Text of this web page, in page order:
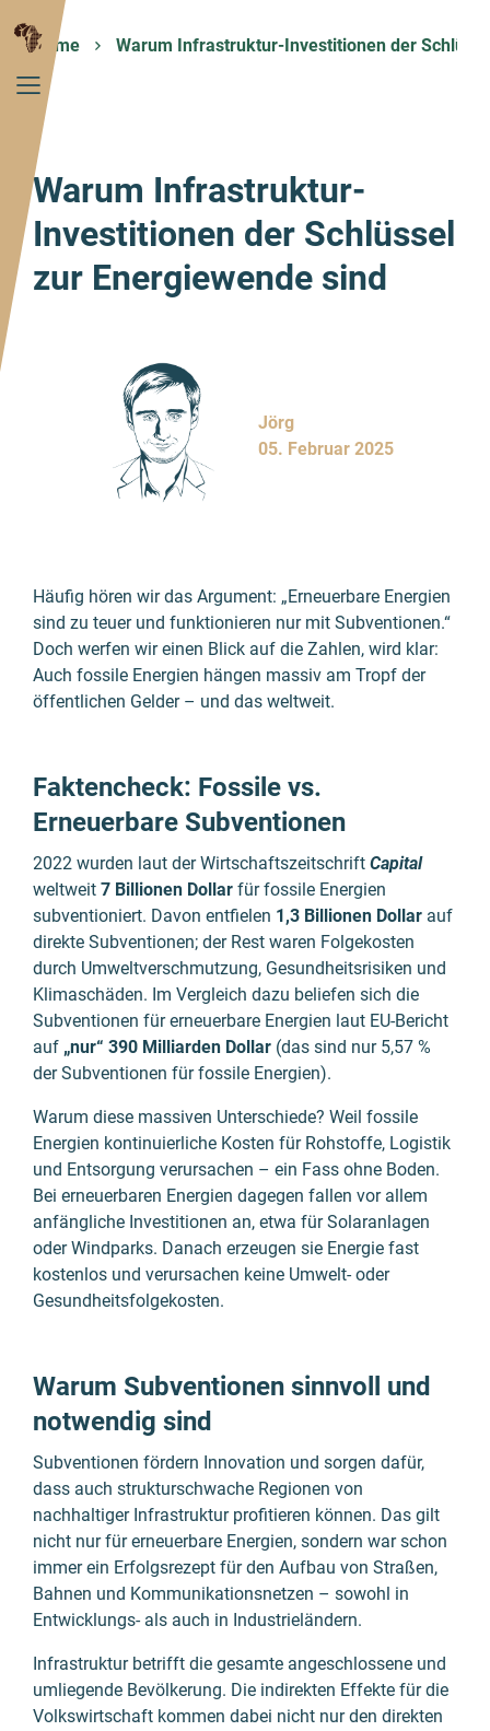
Home Warum Infrastruktur-Investitionen der
Warum Infrastruktur-
Investitionen der Schlüssel
zur Energiewende sind
Jörg
05. Februar 2025
Häufig hören wir das Argument: „Erneuerbare Energien
sind zu teuer und funktionieren nur mit Subventionen.“
Doch werfen wir einen Blick auf die Zahlen, wird klar:
Auch fossile Energien hängen massiv am Tropf der
öffentlichen Gelder – und das weltweit.
Faktencheck: Fossile vs.
Erneuerbare Subventionen
2022 wurden laut der Wirtschaftszeitschrift Capital
weltweit 7 Billionen Dollar für fossile Energien
subventioniert. Davon entfielen 1,3 Billionen Dollar auf
direkte Subventionen; der Rest waren Folgekosten
durch Umweltverschmutzung, Gesundheitsrisiken und
Klimaschäden. Im Vergleich dazu beliefen sich die
Subventionen für erneuerbare Energien laut EU-Bericht
auf „nur“ 390 Milliarden Dollar (das sind nur 5,57 %
der Subventionen für fossile Energien).
Warum diese massiven Unterschiede? Weil fossile
Energien kontinuierliche Kosten für Rohstoffe, Logistik
und Entsorgung verursachen – ein Fass ohne Boden.
Bei erneuerbaren Energien dagegen fallen vor allem
anfängliche Investitionen an, etwa für Solaranlagen
oder Windparks. Danach erzeugen sie Energie fast
kostenlos und verursachen keine Umwelt- oder
Gesundheitsfolgekosten.
Warum Subventionen sinnvoll und
notwendig sind
Subventionen fördern Innovation und sorgen dafür,
dass auch strukturschwache Regionen von
nachhaltiger Infrastruktur profitieren können. Das gilt
nicht nur für erneuerbare Energien, sondern war schon
immer ein Erfolgsrezept für den Aufbau von Straßen,
Bahnen und Kommunikationsnetzen – sowohl in
Entwicklungs- als auch in Industrieländern.
Infrastruktur betrifft die gesamte angeschlossene und
umliegende Bevölkerung. Die indirekten Effekte für die
Volkswirtschaft kommen dabei nicht nur den direkten